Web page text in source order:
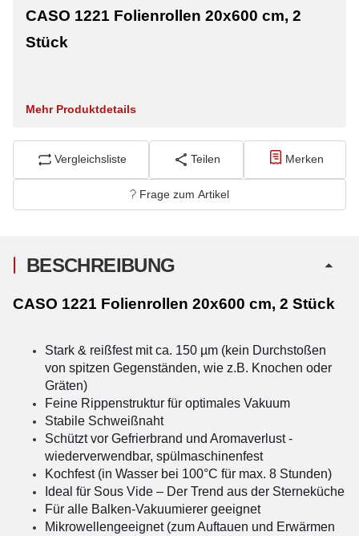
CASO 1221 Folienrollen 20x600 cm, 2
Stück
Mehr Produktdetails
Vergleichsliste Teilen Merken
Frage zum Artikel
BESCHREIBUNG
CASO 1221 Folienrollen 20x600 cm, 2 Stück
Stark & reißfest mit ca. 150 µm (kein Durchstoßen
von spitzen Gegenständen, wie z.B. Knochen oder
Gräten)
Feine Rippenstruktur für optimales Vakuum
Stabile Schweißnaht
Schützt vor Gefrierbrand und Aromaverlust -
wiederverwendbar, spülmaschinenfest
Kochfest (in Wasser bei 100°C für max. 8 Stunden)
Ideal für Sous Vide – Der Trend aus der Sterneküche
Für alle Balken-Vakuumierer geeignet
Mikrowellengeeignet (zum Auftauen und Erwärmen